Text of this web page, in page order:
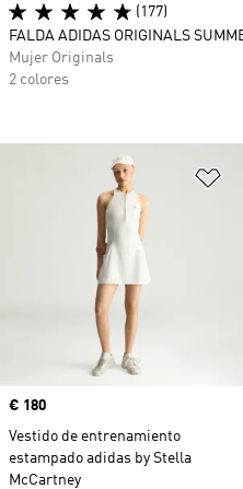
Precio
€ 180
Vestido de entrenamiento
estampado adidas by Stella
McCartney
(177)
FALDA ADIDAS ORIGINALS
Mujer Originals
2 colores